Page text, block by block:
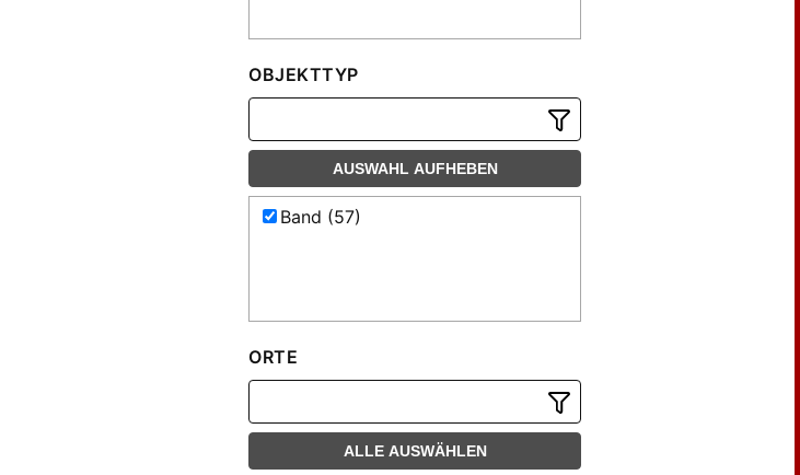
OBJEKTTYP
AUSWAHL AUFHEBEN
Band (57)
ORTE
ALLE AUSWÄHLEN